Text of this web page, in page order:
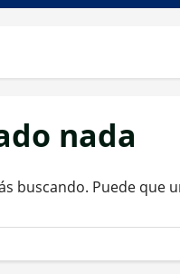
nada
buscando. Puede que